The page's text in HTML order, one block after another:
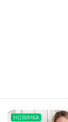
НОВИНКА